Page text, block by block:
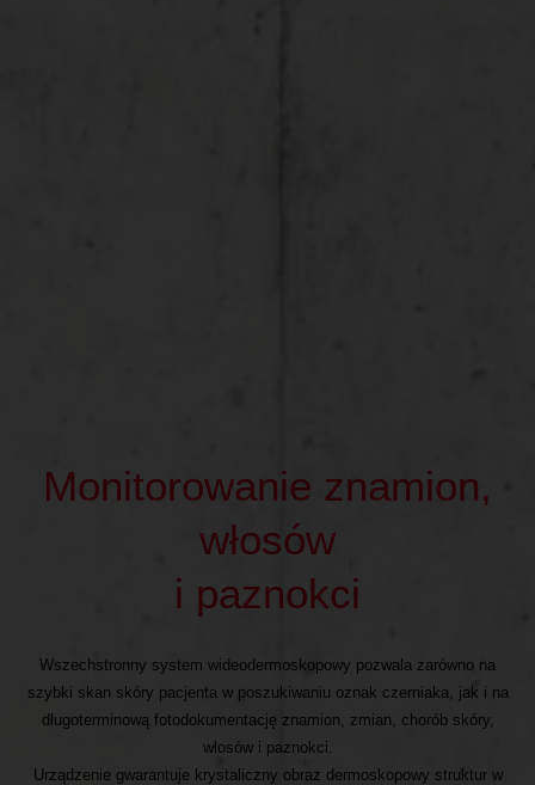
Monitorowanie znamion,
włosów
i paznokci
Wszechstronny system wideodermoskopowy pozwala zarówno na
szybki skan skóry pacjenta w poszukiwaniu oznak czerniaka, jak i na
długoterminową fotodokumentację znamion, zmian, chorób skóry,
włosów i paznokci.
Urządzenie gwarantuje krystaliczny obraz dermoskopowy struktur w